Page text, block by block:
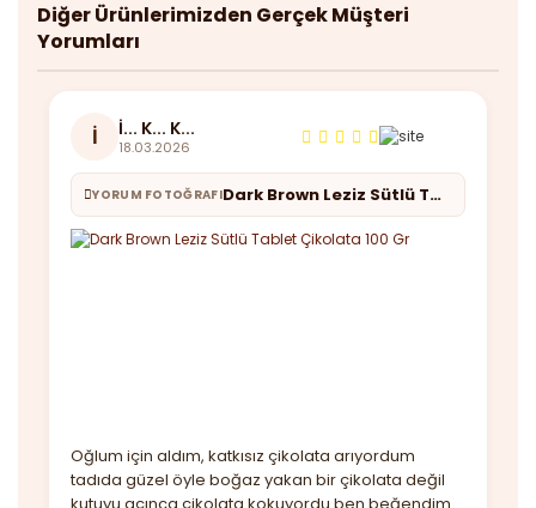
Diğer Ürünlerimizden Gerçek Müşteri
Yorumları
İ İ... K... K...
18.03.2026
YORUM FOTOĞRAFI Dark Brown Leziz Sütlü Tablet Çikolata 100 Gr
Oğlum için aldım, katkısız çikolata arıyordum
tadıda güzel öyle boğaz yakan bir çikolata değil